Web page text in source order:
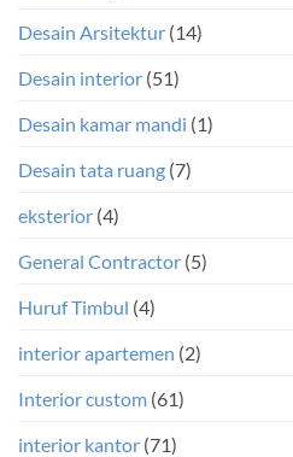
Desain Arsitektur (14)
Desain interior (51)
Desain kamar mandi (1)
Desain tata ruang (7)
eksterior (4)
General Contractor (5)
Huruf Timbul (4)
interior apartemen (2)
Interior custom (61)
interior kantor (71)